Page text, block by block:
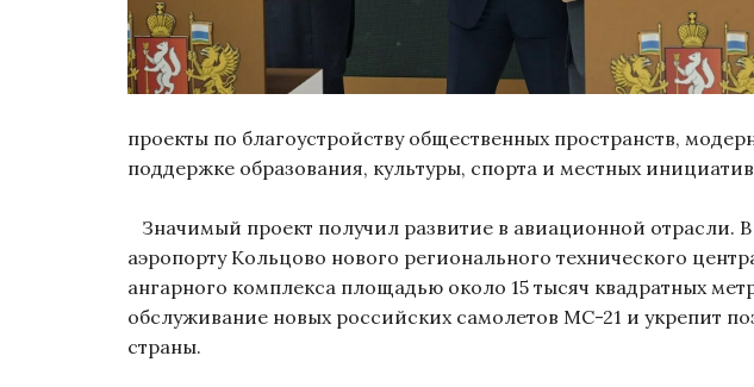
проекты по благоустройству общественных пространств,
поддержке образования, культуры, спорта и местных
Значимый проект получил развитие в авиационной отрасли.
аэропорту Кольцово нового регионального технического
ангарного комплекса площадью около 15 тысяч квадратных
обслуживание новых российских самолетов МС-21 и укрепит
страны.